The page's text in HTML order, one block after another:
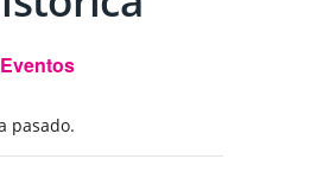
pasado.